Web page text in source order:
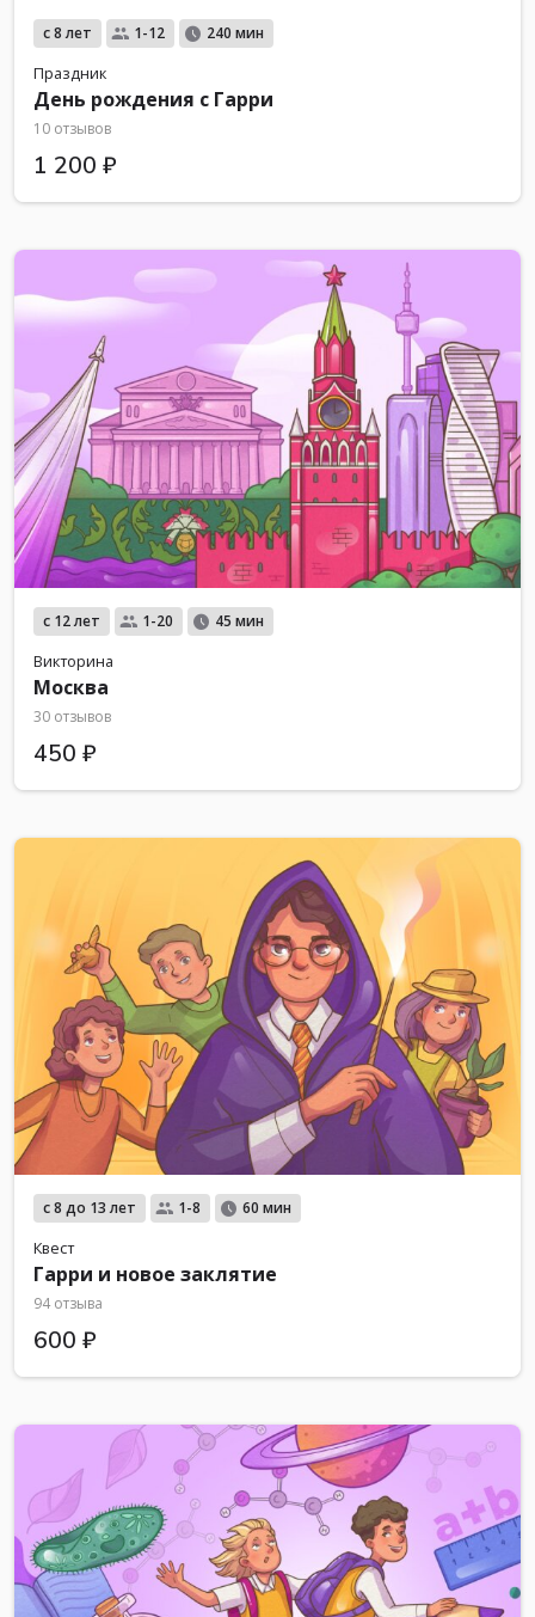
с 8 лет 1-12 240 мин
Праздник
День рождения с Гарри
10 отзывов
1 200 ₽
с 12 лет 1-20 45 мин
Викторина
Москва
30 отзывов
450 ₽
с 8 до 13 лет 1-8 60 мин
Квест
Гарри и новое заклятие
94 отзыва
600 ₽